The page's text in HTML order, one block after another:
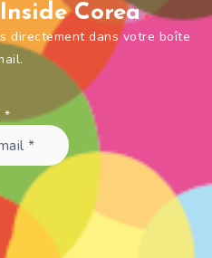
Corea
directement dans votre boîte
*